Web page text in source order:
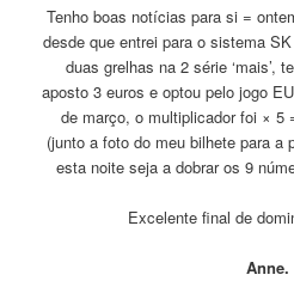
Tenho boas notícias para si =
desde que entrei para o sistema
duas grelhas na 2 série ‘mais’,
aposto 3 euros e optou pelo jogo
de março, o multiplicador foi × 5
(junto a foto do meu bilhete para a
esta noite seja a dobrar os 9
Excelente final de
Anne.